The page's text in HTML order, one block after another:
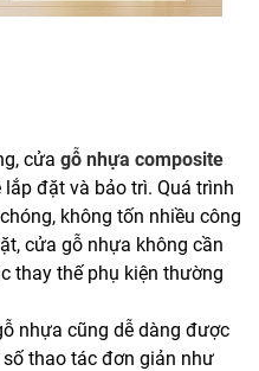
cửa gỗ nhựa composite
đặt và bảo trì. Quá trình
không tốn nhiều công
cửa gỗ nhựa không cần
thay thế phụ kiện thường
nhựa cũng dễ dàng được
thao tác đơn giản như